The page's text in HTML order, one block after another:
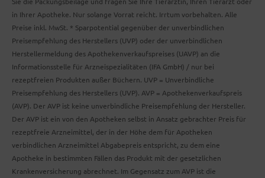
in Ihrer Apotheke. Nur solange Vorrat reicht. Irrtum vorbehalten. Alle
Preise inkl. MwSt. * Sparpotential gegenüber der unverbindlichen
Preisempfehlung des Herstellers (UVP) oder der unverbindlichen
Herstellermeldung des Apothekenverkaufspreises (UAVP) an die
Informationsstelle für Arzneispezialitäten (IFA GmbH) / nur bei
rezeptfreien Produkten außer Büchern. UVP = Unverbindliche
Preisempfehlung des Herstellers (UVP). AVP = Apothekenverkaufspreis
(AVP). Der AVP ist keine unverbindliche Preisempfehlung der Hersteller.
Der AVP ist ein von den Apotheken selbst in Ansatz gebrachter Preis für
rezeptfreie Arzneimittel, der in der Höhe dem für Apotheken
verbindlichen Arzneimittel Abgabepreis entspricht, zu dem eine
Apotheke in bestimmten Fällen das Produkt mit der gesetzlichen
Krankenversicherung abrechnet. Im Gegensatz zum AVP ist die